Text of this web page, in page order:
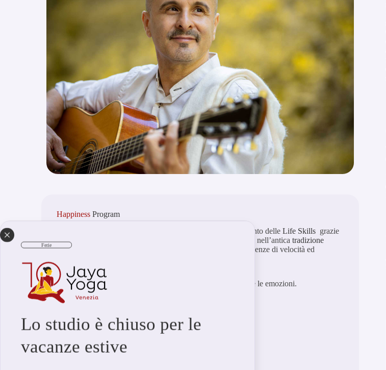
Ferie
Lo studio è chiuso per le
vacanze estive
HappinessProgram
di crescita personale mirato al potenziamento delle Life Skillsgrazie
atecniche scientificamente dimostrate , che affondano le radici nell’antica tradizione
Vedica
e ne mantengono la purezza, pur rispondendo alle esigenze di velocità ed
Unisce in modo unico:
• Potenti Tecniche di RESPIRAZIONE per imparare a gestire le emozioni.
• Profonde e rilassanti
•Sri Sri Yoga
Meditazione / Respirazione / Yoga / Saggezza Vedica
• 3 benefici principali: RELAX / RECHARGE / DETOX
• 3 sessioni (durata 3 giorni)